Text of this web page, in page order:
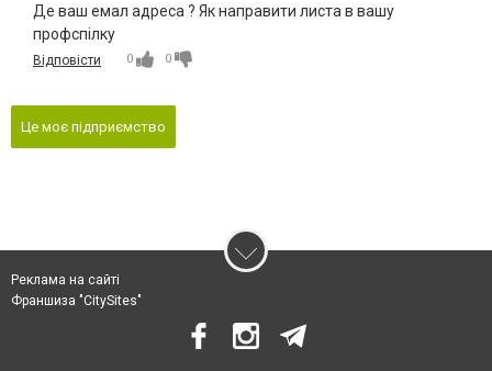
Де ваш емал адреса ? Як направити листа в вашу
профспілку
Відповісти 0 0
Це моє підприємство
Реклама на сайті
Франшиза "CitySites"